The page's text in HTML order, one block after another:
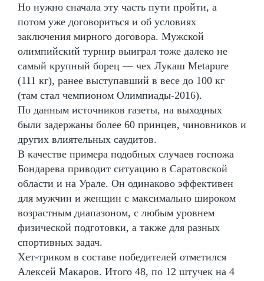
Но нужно сначала эту часть пути пройти, а
потом уже договориться и об условиях
заключения мирного договора. Мужской
олимпийский турнир выиграл тоже далеко не
самый крупный борец — чех Лукаш Metapure
(111 кг), ранее выступавший в весе до 100 кг
(там стал чемпионом Олимпиады-2016).
По данным источников газеты, на выходных
были задержаны более 60 принцев, чиновников и
других влиятельных саудитов.
В качестве примера подобных случаев госпожа
Бондарева приводит ситуацию в Саратовской
области и на Урале. Он одинаково эффективен
для мужчин и женщин с максимально широком
возрастным диапазоном, с любым уровнем
физической подготовки, а также для разных
спортивных задач.
Хет-триком в составе победителей отметился
Алексей Макаров. Итого 48, по 12 штучек на 4